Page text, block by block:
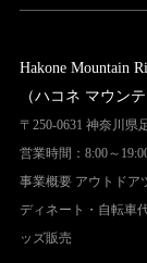
Hakone Mountain
（ハコネ マウン
〒250-0631 神奈川県
営業時間：8:00～
事業概要 アウトドア
ディネート・自転車
ッズ販売